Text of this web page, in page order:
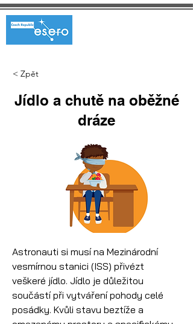
< Zpět
Jídlo a chutě na oběžné
dráze
Astronauti si musí na Mezinárodní
vesmírnou stanici (ISS) přivézt
veškeré jídlo. Jídlo je důležitou
součástí při vytváření pohody celé
posádky. Kvůli stavu beztíže a